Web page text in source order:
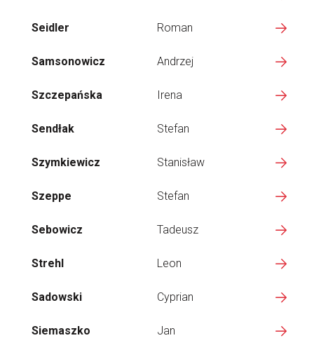
Seidler Roman
Samsonowicz Andrzej
Szczepańska Irena
Sendłak Stefan
Szymkiewicz Stanisław
Szeppe Stefan
Sebowicz Tadeusz
Strehl Leon
Sadowski Cyprian
Siemaszko Jan